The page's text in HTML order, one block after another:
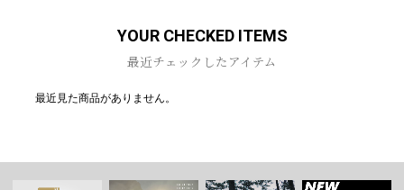
YOUR CHECKED ITEMS
最近チェックしたアイテム
最近見た商品がありません。